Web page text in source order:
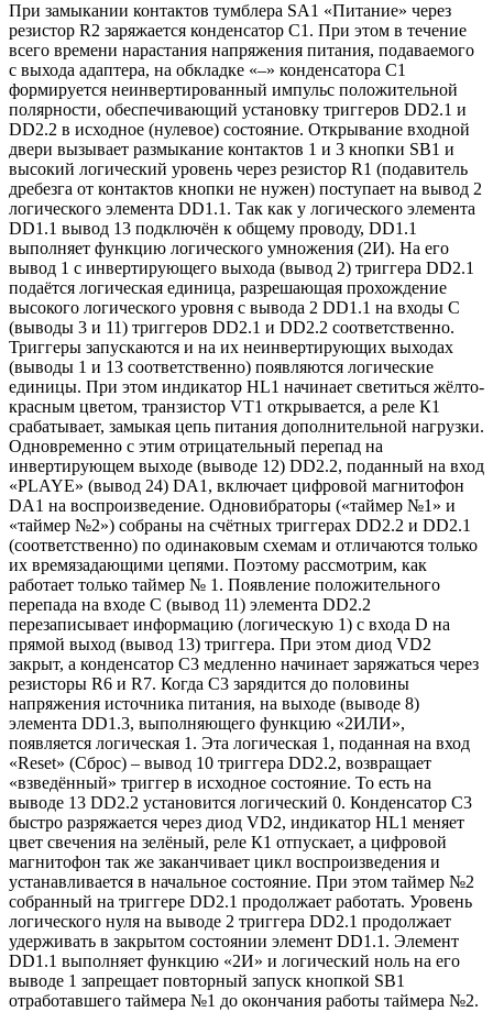
При замыкании контактов тумблера SA1 «Питание» через
резистор R2 заряжается конденсатор С1. При этом в течение
всего времени нарастания напряжения питания, подаваемого
с выхода адаптера, на обкладке «–» конденсатора С1
формируется неинвертированный импульс положительной
полярности, обеспечивающий установку триггеров DD2.1 и
DD2.2 в исходное (нулевое) состояние. Открывание входной
двери вызывает размыкание контактов 1 и 3 кнопки SB1 и
высокий логический уровень через резистор R1 (подавитель
дребезга от контактов кнопки не нужен) поступает на вывод 2
логического элемента DD1.1. Так как у логического элемента
DD1.1 вывод 13 подключён к общему проводу, DD1.1
выполняет функцию логического умножения (2И). На его
вывод 1 с инвертирующего выхода (вывод 2) триггера DD2.1
подаётся логическая единица, разрешающая прохождение
высокого логического уровня с вывода 2 DD1.1 на входы С
(выводы 3 и 11) триггеров DD2.1 и DD2.2 соответственно.
Триггеры запускаются и на их неинвертирующих выходах
(выводы 1 и 13 соответственно) появляются логические
единицы. При этом индикатор HL1 начинает светиться жёлто-
красным цветом, транзистор VT1 открывается, а реле К1
срабатывает, замыкая цепь питания дополнительной нагрузки.
Одновременно с этим отрицательный перепад на
инвертирующем выходе (выводе 12) DD2.2, поданный на вход
«PLAYE» (вывод 24) DA1, включает цифровой магнитофон
DA1 на воспроизведение. Одновибраторы («таймер №1» и
«таймер №2») собраны на счётных триггерах DD2.2 и DD2.1
(соответственно) по одинаковым схемам и отличаются только
их времязадающими цепями. Поэтому рассмотрим, как
работает только таймер № 1. Появление положительного
перепада на входе С (вывод 11) элемента DD2.2
перезаписывает информацию (логическую 1) с входа D на
прямой выход (вывод 13) триггера. При этом диод VD2
закрыт, а конденсатор С3 медленно начинает заряжаться через
резисторы R6 и R7. Когда С3 зарядится до половины
напряжения источника питания, на выходе (выводе 8)
элемента DD1.3, выполняющего функцию «2ИЛИ»,
появляется логическая 1. Эта логическая 1, поданная на вход
«Reset» (Сброс) – вывод 10 триггера DD2.2, возвращает
«взведённый» триггер в исходное состояние. То есть на
выводе 13 DD2.2 установится логический 0. Конденсатор С3
быстро разряжается через диод VD2, индикатор HL1 меняет
цвет свечения на зелёный, реле К1 отпускает, а цифровой
магнитофон так же заканчивает цикл воспроизведения и
устанавливается в начальное состояние. При этом таймер №2
собранный на триггере DD2.1 продолжает работать. Уровень
логического нуля на выводе 2 триггера DD2.1 продолжает
удерживать в закрытом состоянии элемент DD1.1. Элемент
DD1.1 выполняет функцию «2И» и логический ноль на его
выводе 1 запрещает повторный запуск кнопкой SB1
отработавшего таймера №1 до окончания работы таймера №2.